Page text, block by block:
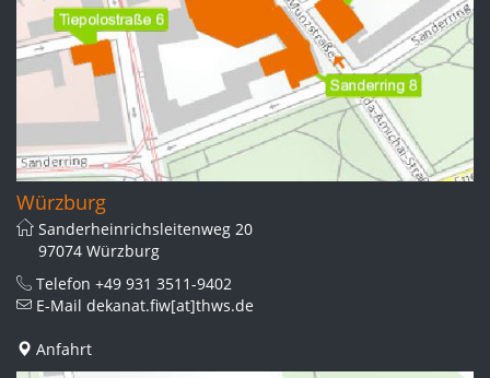
Würzburg
Sanderheinrichsleitenweg 20
97074 Würzburg
Telefon +49 931 3511-9402
E-Mail dekanat.fiw[at]thws.de
Anfahrt